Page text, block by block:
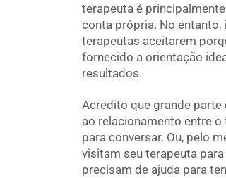
terapeuta é
conta própria. No entanto,
terapeutas aceitarem
fornecido a orientação
resultados.
Acredito que grande parte
ao relacionamento entre o
para conversar. Ou, pelo
visitam seu terapeuta
precisam de ajuda para